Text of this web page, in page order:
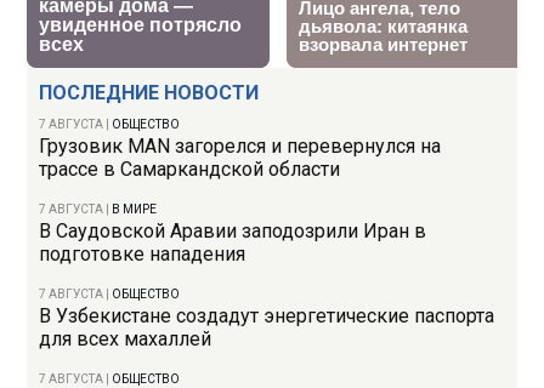
ПОСЛЕДНИЕ НОВОСТИ
7 АВГУСТА ОБЩЕСТВО
Грузовик MAN загорелся и перевернулся на
трассе в Самаркандской области
7 АВГУСТА В МИРЕ
В Саудовской Аравии заподозрили Иран в
подготовке нападения
7 АВГУСТА ОБЩЕСТВО
В Узбекистане создадут энергетические паспорта
для всех махаллей
7 АВГУСТА ОБЩЕСТВО